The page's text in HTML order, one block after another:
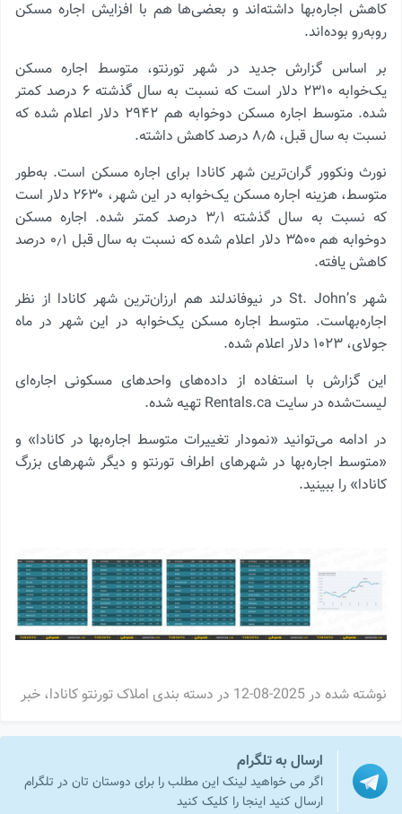
کاهش اجاره‌بها داشته‌اند و بعضی‌ها هم با افزایش اجاره مسکن
روبه‌رو بوده‌اند.
بر اساس گزارش جدید در شهر تورنتو، متوسط اجاره مسکن
یک‌خوابه ۲۳۱۰ دلار است که نسبت به سال گذشته ۶ درصد کمتر
شده. متوسط اجاره مسکن دوخوابه هم ۲۹۴۲ دلار اعلام شده که
نسبت به سال قبل، ۸٫۵ درصد کاهش داشته.
نورث ونکوور گران‌ترین شهر کانادا برای اجاره مسکن است. به‌طور
متوسط، هزینه اجاره مسکن یک‌خوابه در این شهر، ۲۶۳۰ دلار است
که نسبت به سال گذشته ۳٫۱ درصد کمتر شده. اجاره مسکن
دوخوابه هم ۳۵۰۰ دلار اعلام شده که نسبت به سال قبل ۰٫۱ درصد
کاهش یافته.
شهر St. John’s در نیوفاندلند هم ارزان‌ترین شهر کانادا از نظر
اجاره‌بهاست. متوسط اجاره مسکن یک‌خوابه در این شهر در ماه
جولای، ۱۰۲۳ دلار اعلام شده.
این گزارش با استفاده از داده‌های واحدهای مسکونی اجاره‌ای
لیست‌شده در سایت Rentals.ca تهیه شده.
در ادامه می‌توانید «نمودار تغییرات متوسط اجاره‌بها در کانادا» و
«متوسط اجاره‌بها در شهرهای اطراف تورنتو و دیگر شهرهای بزرگ
کانادا» را ببینید.
نوشته شده در2025-08-12 در دسته بندی املاک تورنتو کانادا، خبر
ارسال به تلگرام
اگر می خواهید لینک این مطلب را برای دوستان تان در تلگرام
ارسال کنید اینجا را کلیک کنید